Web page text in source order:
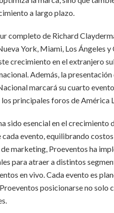
a largo plazo.
completo de Richard
York, Miami, Los Ángeles y
crecimiento en el extranjero
Además, la presentación
marcará su cuarto
principales foros de América
sido esencial en el crecimiento
evento, equilibrando
marketing, Proeventos ha
para atraer a distintos
en vivo. Cada evento es
posicionarse no solo